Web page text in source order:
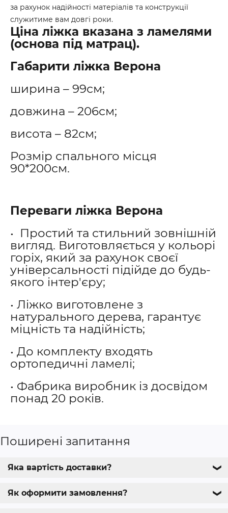
за рахунок надійності матеріалів та конструкції
служитиме вам довгі роки.
Ціна ліжка вказана з ламелями
(основа під матрац).
Габарити ліжка Верона
ширина – 99см;
довжина – 206см;
висота – 82см;
Розмір спального місця
90*200см.
Переваги ліжка Верона
• Простий та стильний зовнішній
вигляд. Виготовляється у кольорі
горіх, який за рахунок своєї
універсальності підійде до будь-
якого інтер'єру;
• Ліжко виготовлене з
натурального дерева, гарантує
міцність та надійність;
• До комплекту входять
ортопедичні ламелі;
• Фабрика виробник із досвідом
понад 20 років.
Поширені запитання
Яка вартість доставки? ❯
Як оформити замовлення? ❯